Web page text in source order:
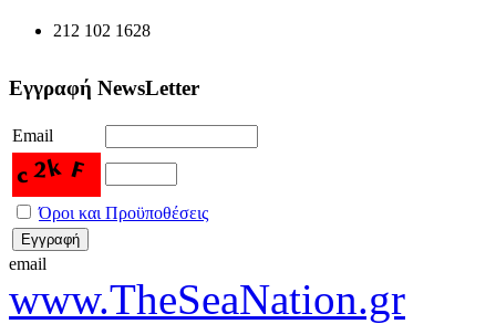
212 102 1628
Εγγραφή NewsLetter
Email
Όροι και Προϋποθέσεις
email
www.TheSeaNation.gr